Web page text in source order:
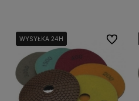
WYSYŁKA 24H
WYSYŁKA 24H
WYSYŁKA 24H Do